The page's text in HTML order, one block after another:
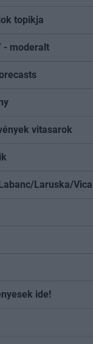
topikja
- moderalt
vitasarok
ide!